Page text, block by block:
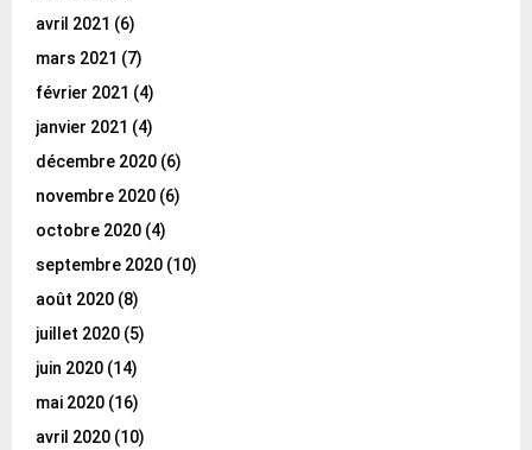
avril 2021 (6)
mars 2021 (7)
février 2021 (4)
janvier 2021 (4)
décembre 2020 (6)
novembre 2020 (6)
octobre 2020 (4)
septembre 2020 (10)
août 2020 (8)
juillet 2020 (5)
juin 2020 (14)
mai 2020 (16)
avril 2020 (10)